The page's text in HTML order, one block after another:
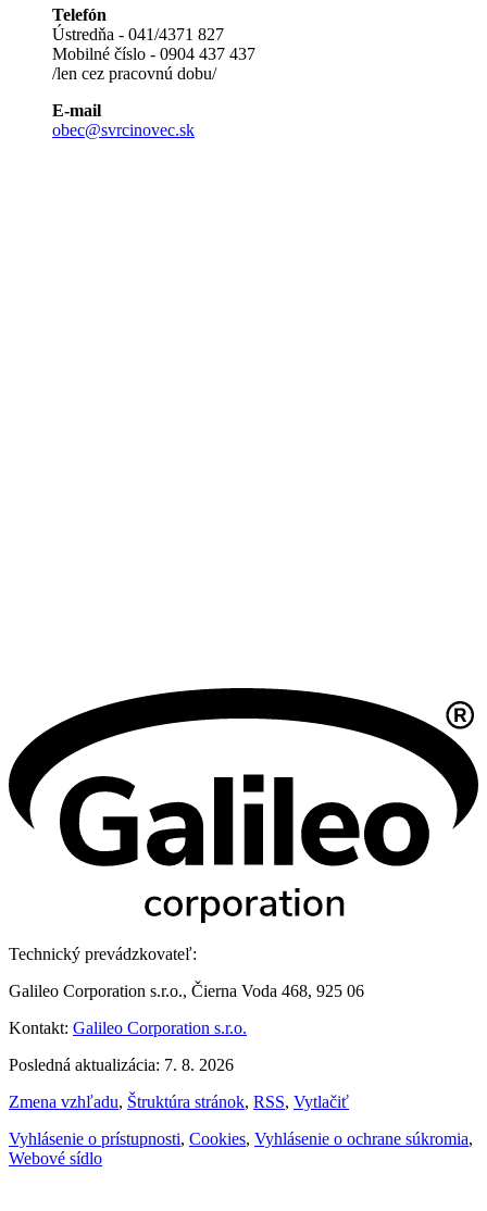
Telefón
Ústredňa - 041/4371 827
Mobilné číslo - 0904 437 437
/len cez pracovnú dobu/
E-mail
obec@svrcinovec.sk
Technický prevádzkovateľ:
Galileo Corporation s.r.o., Čierna Voda 468, 925 06
Kontakt: Galileo Corporation s.r.o.
Posledná aktualizácia: 7. 8. 2026
Zmena vzhľadu, Štruktúra stránok, RSS, Vytlačiť
Vyhlásenie o prístupnosti, Cookies, Vyhlásenie o ochrane súkromia,
Webové sídlo